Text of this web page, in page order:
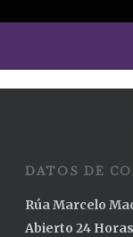
DATOS DE
Rúa Marcelo
Abierto 24 Horas